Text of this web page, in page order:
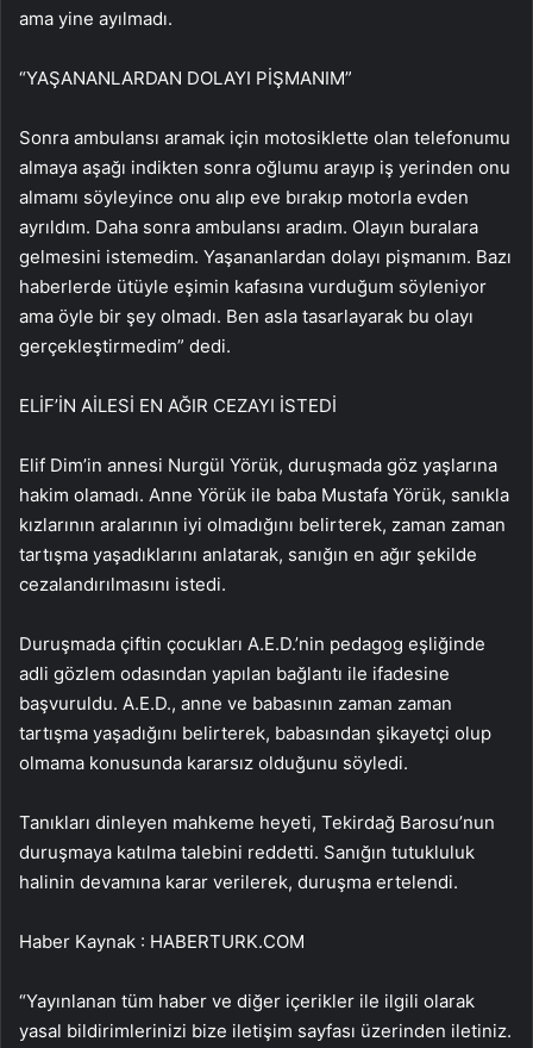
ama yine ayılmadı.
“YAŞANANLARDAN DOLAYI PİŞMANIM”
Sonra ambulansı aramak için motosiklette olan telefonumu
almaya aşağı indikten sonra oğlumu arayıp iş yerinden onu
almamı söyleyince onu alıp eve bırakıp motorla evden
ayrıldım. Daha sonra ambulansı aradım. Olayın buralara
gelmesini istemedim. Yaşananlardan dolayı pişmanım. Bazı
haberlerde ütüyle eşimin kafasına vurduğum söyleniyor
ama öyle bir şey olmadı. Ben asla tasarlayarak bu olayı
gerçekleştirmedim” dedi.
ELİF’İN AİLESİ EN AĞIR CEZAYI İSTEDİ
Elif Dim’in annesi Nurgül Yörük, duruşmada göz yaşlarına
hakim olamadı. Anne Yörük ile baba Mustafa Yörük, sanıkla
kızlarının aralarının iyi olmadığını belirterek, zaman zaman
tartışma yaşadıklarını anlatarak, sanığın en ağır şekilde
cezalandırılmasını istedi.
Duruşmada çiftin çocukları A.E.D.’nin pedagog eşliğinde
adli gözlem odasından yapılan bağlantı ile ifadesine
başvuruldu. A.E.D., anne ve babasının zaman zaman
tartışma yaşadığını belirterek, babasından şikayetçi olup
olmama konusunda kararsız olduğunu söyledi.
Tanıkları dinleyen mahkeme heyeti, Tekirdağ Barosu’nun
duruşmaya katılma talebini reddetti. Sanığın tutukluluk
halinin devamına karar verilerek, duruşma ertelendi.
Haber Kaynak : HABERTURK.COM
“Yayınlanan tüm haber ve diğer içerikler ile ilgili olarak
yasal bildirimlerinizi bize iletişim sayfası üzerinden iletiniz.